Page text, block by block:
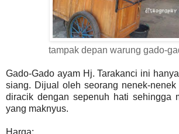
tampak depan warung gado-
Gado-Gado ayam Hj. Tarakanci ini
siang. Dijual oleh seorang nenek-nenek
diracik dengan sepenuh hati sehingga
yang maknyus.
Harga: